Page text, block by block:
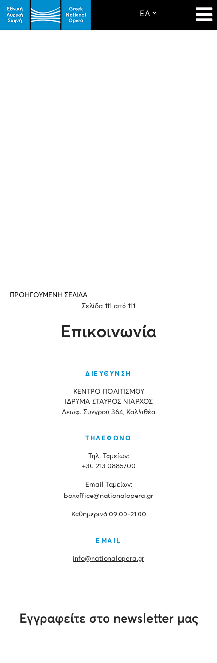
ΠΡΟΗΓΟΥΜΕΝΗ ΣΕΛΙΔΑ
Σελίδα 111 από 111
Επικοινωνία
ΔΙΕΥΘΥΝΣΗ
ΚΕΝΤΡΟ ΠΟΛΙΤΙΣΜΟΥ
ΙΔΡΥΜΑ ΣΤΑΥΡΟΣ ΝΙΑΡΧΟΣ
Λεωφ. Συγγρού 364, Καλλιθέα
ΤΗΛΕΦΩΝΟ
Τηλ. Ταμείων:
+30 213 0885700
Εmail Ταμείων:
boxoffice@nationalopera.gr
Καθημερινά 09.00-21.00
EMAIL
info@nationalopera.gr
Εγγραφείτε στο newsletter μας